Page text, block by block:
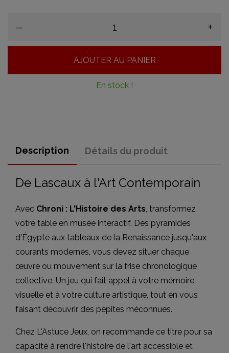
– +
AJOUTER AU PANIER
En stock !
Description Détails du produit
De Lascaux à l'Art Contemporain
Avec Chroni : L'Histoire des Arts, transformez
votre table en musée interactif. Des pyramides
d'Égypte aux tableaux de la Renaissance jusqu'aux
courants modernes, vous devez situer chaque
œuvre ou mouvement sur la frise chronologique
collective. Un jeu qui fait appel à votre mémoire
visuelle et à votre culture artistique, tout en vous
faisant découvrir des pépites méconnues.
Chez L'Astuce Jeux, on recommande ce titre pour sa
capacité à rendre l'histoire de l'art accessible et